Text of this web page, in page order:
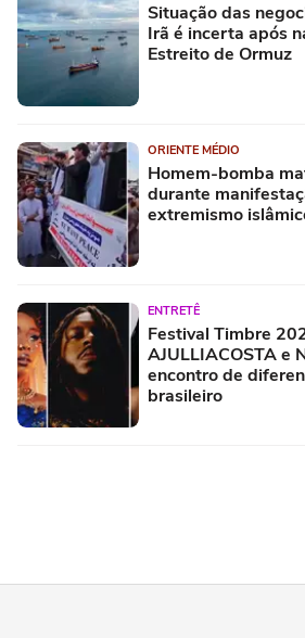
Situação das
Irã é incerta após
Estreito de Ormuz
ORIENTE MÉDIO
Homem-bomba
durante
extremismo
ENTRETÊ
Festival Timbre
AJULLIACOSTA e
encontro de
brasileiro